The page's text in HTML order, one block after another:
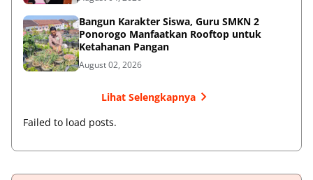
Bangun Karakter Siswa, Guru SMKN 2
Ponorogo Manfaatkan Rooftop untuk
Ketahanan Pangan
August 02, 2026
Lihat Selengkapnya
Failed to load posts.